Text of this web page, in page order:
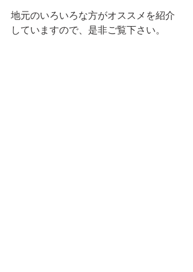
地元のいろいろな方がオススメを紹介
していますので、是非ご覧下さい。